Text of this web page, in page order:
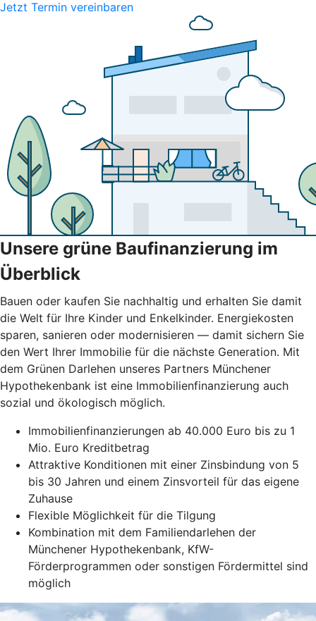
Jetzt Termin vereinbaren
Unsere grüne Baufinanzierung im
Überblick
Bauen oder kaufen Sie nachhaltig und erhalten Sie damit
die Welt für Ihre Kinder und Enkelkinder. Energiekosten
sparen, sanieren oder modernisieren — damit sichern Sie
den Wert Ihrer Immobilie für die nächste Generation. Mit
dem Grünen Darlehen unseres Partners Münchener
Hypothekenbank ist eine Immobilienfinanzierung auch
sozial und ökologisch möglich.
Immobilienfinanzierungen ab 40.000 Euro bis zu 1
Mio. Euro Kreditbetrag
Attraktive Konditionen mit einer Zinsbindung von 5
bis 30 Jahren und einem Zinsvorteil für das eigene
Zuhause
Flexible Möglichkeit für die Tilgung
Kombination mit dem Familiendarlehen der
Münchener Hypothekenbank, KfW-
Förderprogrammen oder sonstigen Fördermittel sind
möglich